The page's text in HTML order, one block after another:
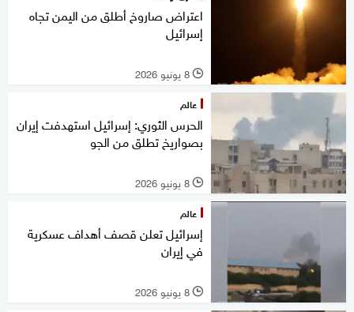
اعتراض صاروخ أطلق من اليمن تجاه
إسرائيل
l 8 يونيو 2026
عالم
الحرس الثوري: إسرائيل استهدفت إيران
بصواريخ تطلق من الجو
l 8 يونيو 2026
عالم
إسرائيل تعلن قصف أهداف عسكرية
في إيران
l 8 يونيو 2026